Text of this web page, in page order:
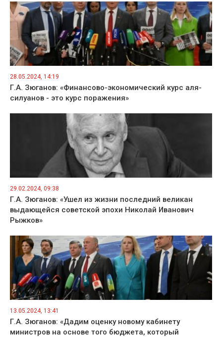
28.05.2024, 14:19
Г.А. Зюганов: «Финансово-экономический курс аля-
силуанов - это курс поражения»
29.02.2024, 09:38
Г.А. Зюганов: «Ушел из жизни последний великан
выдающейся советской эпохи Николай Иванович
Рыжков»
13.05.2024, 13:41
Г.А. Зюганов: «Дадим оценку новому кабинету
министров на основе того бюджета, который